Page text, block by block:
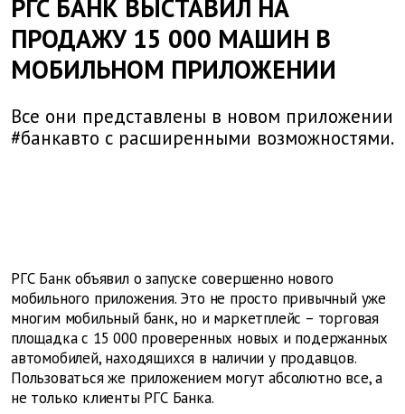
РГС БАНК ВЫСТАВИЛ НА
ПРОДАЖУ 15 000 МАШИН В
МОБИЛЬНОМ ПРИЛОЖЕНИИ
Все они представлены в новом приложении
#банкавто с расширенными возможностями.
РГС Банк объявил о запуске совершенно нового
мобильного приложения. Это не просто привычный уже
многим мобильный банк, но и маркетплейс – торговая
площадка с 15 000 проверенных новых и подержанных
автомобилей, находящихся в наличии у продавцов.
Пользоваться же приложением могут абсолютно все, а
не только клиенты РГС Банка.